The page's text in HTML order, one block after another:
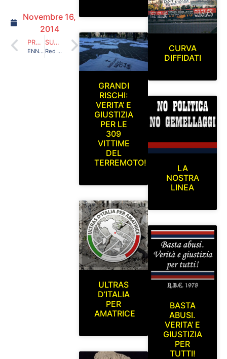
Novembre 16,
2014
PRECEDENTE
ENNESIMO ABUSO, ENNESIMO SOPRUSO
SUCCESSIVO
Red Blue Eagles L’Aquila 1978 in curva sud L’Aquila-San Marino Sabato 27 Settembre 2014
GRANDI
RISCHI:
VERITA’ E
GIUSTIZIA
PER LE
309
VITTIME
DEL
TERREMOTO!
ULTRAS
D’ITALIA
PER
AMATRICE
CURVA
DIFFIDATI
LA
NOSTRA
LINEA
BASTA
ABUSI.
VERITA’ E
GIUSTIZIA
PER
TUTTI!